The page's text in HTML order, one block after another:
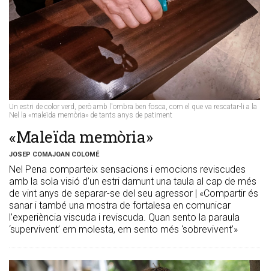
Un estri de color verd, però amb l'ombra ben fosca, com el que va rescatar-li a la
Nel la «maleïda memòria» de tants anys de patiment
«Maleïda memòria»
JOSEP COMAJOAN COLOMÉ
Nel Pena comparteix sensacions i emocions reviscudes
amb la sola visió d’un estri damunt una taula al cap de més
de vint anys de separar-se del seu agressor | «Compartir és
sanar i també una mostra de fortalesa en comunicar
l’experiència viscuda i reviscuda. Quan sento la paraula
‘supervivent’ em molesta, em sento més ‘sobrevivent’»